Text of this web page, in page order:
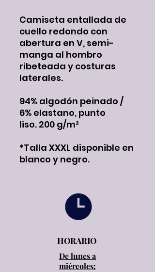
Camiseta entallada de
cuello redondo con
abertura en V, semi-
manga al hombro
ribeteada y costuras
laterales.
94% algodón peinado /
6% elastano, punto
liso. 200 g/m²
*Talla XXXL disponible en
blanco y negro.
HORARIO
De lunes a
miércoles: